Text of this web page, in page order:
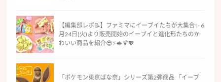
【編集部レポ📝】ファミマにイーブイたちが大集合✨ 6
月24日(火)より販売開始のイーブイと進化形たちのか
わいい商品を紹介😎⚡️🥪🍹💖
「ポケモン東京ばな奈」シリーズ第2弾商品 「イーブ